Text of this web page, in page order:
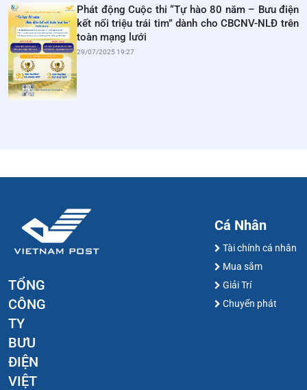
Phát động Cuộc thi “Tự hào 80 năm – Bưu điện
kết nối triệu trái tim” dành cho CBCNV-NLĐ trên
toàn mạng lưới
29/07/2025 19:27
TỔNG
CÔNG
TY
BƯU
ĐIỆN
VIỆT
Cá Nhân
Tài chính cá nhân
Mua sắm
Giải Trí
Chuyển phát